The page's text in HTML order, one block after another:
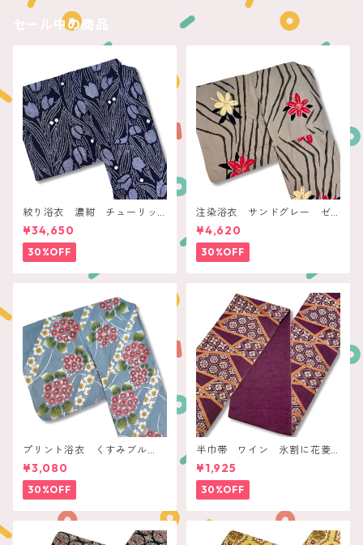
セール中の商品
絞り浴衣 濃紺 チューリッ
プ
¥34,650
30%OFF
注染浴衣 サンドグレー ゼ
ブラストライプに赤白花
¥4,620
30%OFF
プリント浴衣 くすみブル
ー 桃色紫陽花に白梅ライン
¥3,080
30%OFF
半巾帯 ワイン 氷割に花菱
亀甲
¥1,925
30%OFF